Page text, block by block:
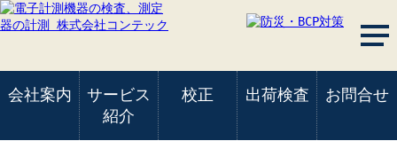
会社案内
サービス
紹介
校正 出荷検査 お問合せ